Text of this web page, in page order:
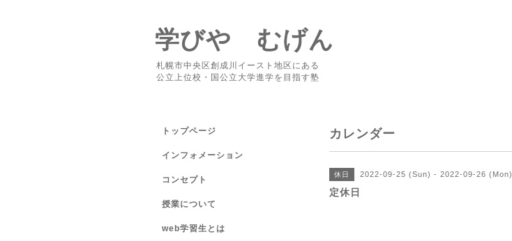
学びや むげん
札幌市中央区創成川イースト地区にある
公立上位校・国公立大学進学を目指す塾
カレンダー
休日 2022-09-25 (Sun) - 2022-09-26 (Mon)
定休日
トップページ
インフォメーション
コンセプト
授業について
web学習生とは